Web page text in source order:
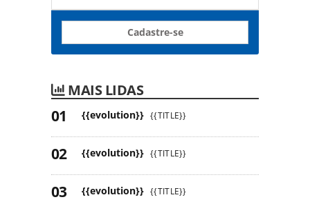
Cadastre-se
MAIS LIDAS
{{evolution}} {{TITLE}}
{{evolution}} {{TITLE}}
{{evolution}} {{TITLE}}